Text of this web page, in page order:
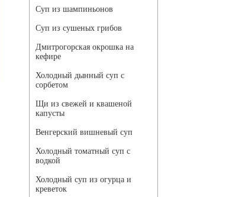
Суп из шампиньонов
Суп из сушеных грибов
Дмитрогорская окрошка на
кефире
Холодный дынный суп с
сорбетом
Щи из свежей и квашеной
капусты
Венгерский вишневый суп
Холодный томатный суп с
водкой
Холодный суп из огурца и
креветок